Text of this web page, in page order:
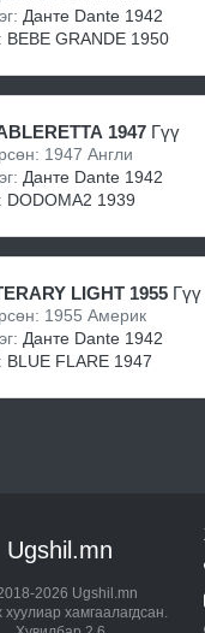
Данте Dante 1942
BEBE GRANDE 1950
DIABLERETTA 1947 Гүү
1947 Англи
Данте Dante 1942
DODOMA2 1939
LIGHT 1955 Гүү
1955 Америк
Данте Dante 1942
BLUE FLARE 1947
Ugshil.mn
2026 Ugshil.mn
хуулиар хамгаалагдсан.